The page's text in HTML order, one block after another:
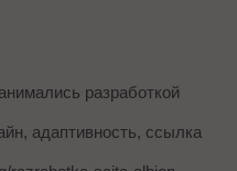
разработкой
адаптивность, ссылка